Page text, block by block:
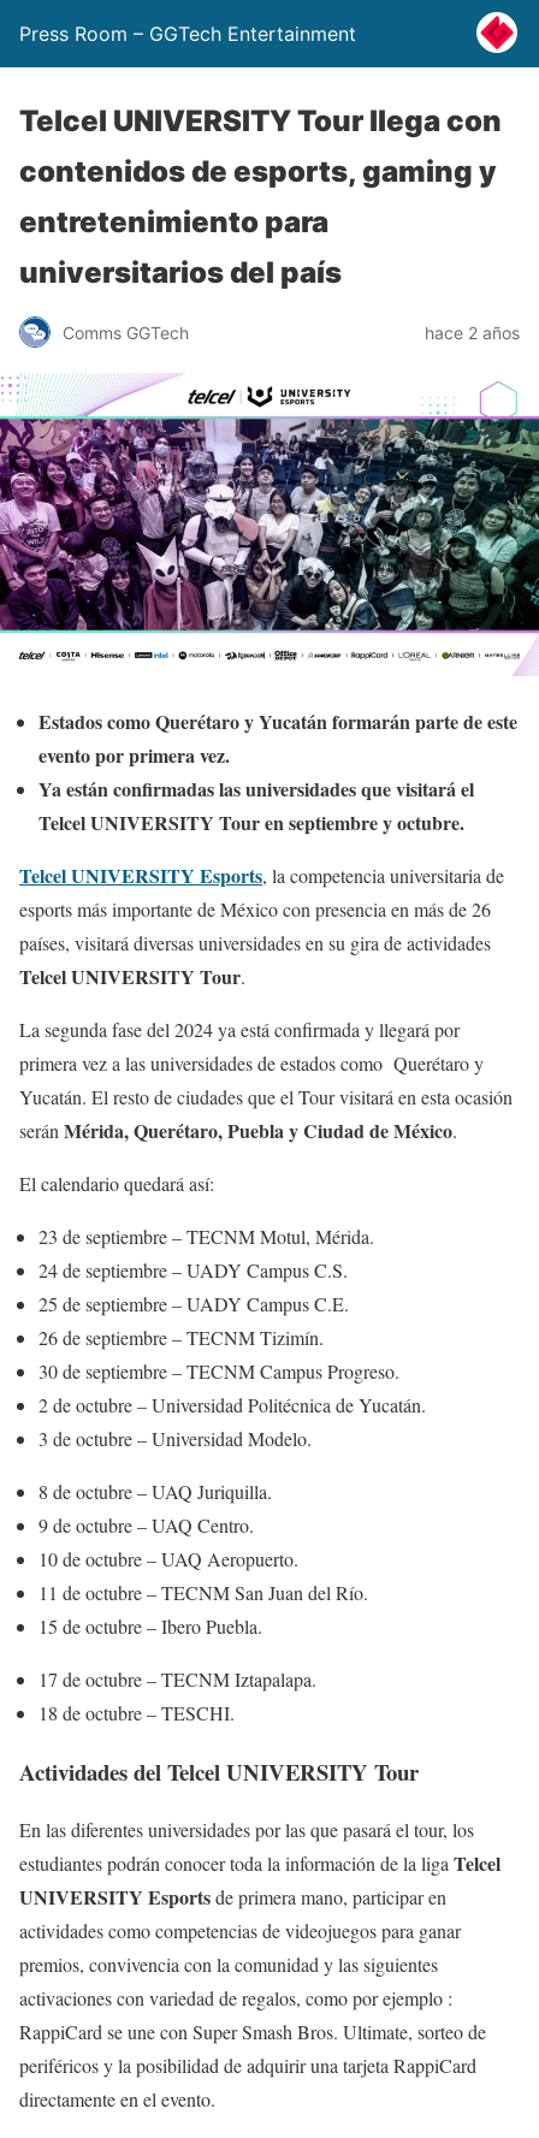
Press Room – GGTech Entertainment
Telcel UNIVERSITY Tour llega con
contenidos de esports, gaming y
entretenimiento para
universitarios del país
Comms GGTech hace 2 años
Estados como Querétaro y Yucatán formarán parte de este
evento por primera vez.
Ya están confirmadas las universidades que visitará el
Telcel UNIVERSITY Tour en septiembre y octubre.
Telcel UNIVERSITY Esports, la competencia universitaria de
esports más importante de México con presencia en más de 26
países, visitará diversas universidades en su gira de actividades
Telcel UNIVERSITY Tour.
La segunda fase del 2024 ya está confirmada y llegará por
primera vez a las universidades de estados como Querétaro y
Yucatán. El resto de ciudades que el Tour visitará en esta ocasión
serán Mérida, Querétaro, Puebla y Ciudad de México.
El calendario quedará así:
23 de septiembre – TECNM Motul, Mérida.
24 de septiembre – UADY Campus C.S.
25 de septiembre – UADY Campus C.E.
26 de septiembre – TECNM Tizimín.
30 de septiembre – TECNM Campus Progreso.
2 de octubre – Universidad Politécnica de Yucatán.
3 de octubre – Universidad Modelo.
8 de octubre – UAQ Juriquilla.
9 de octubre – UAQ Centro.
10 de octubre – UAQ Aeropuerto.
11 de octubre – TECNM San Juan del Río.
15 de octubre – Ibero Puebla.
17 de octubre – TECNM Iztapalapa.
18 de octubre – TESCHI.
Actividades del Telcel UNIVERSITY Tour
En las diferentes universidades por las que pasará el tour, los
estudiantes podrán conocer toda la información de la ligaTelcel
UNIVERSITY Esportsde primera mano, participar en
actividades como competencias de videojuegos para ganar
premios, convivencia con la comunidad y las siguientes
activaciones con variedad de regalos, como por ejemplo :
RappiCard se une con Super Smash Bros. Ultimate, sorteo de
periféricos y la posibilidad de adquirir una tarjeta RappiCard
directamente en el evento.